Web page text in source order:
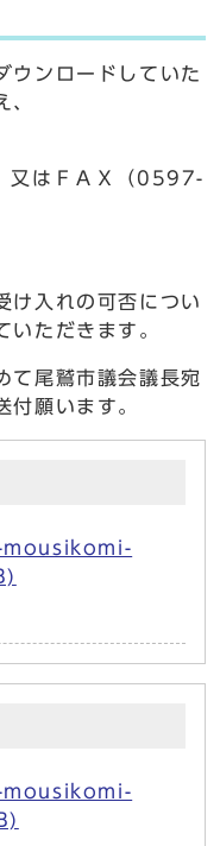
ウンロードしていた
、
又はＦＡＸ（0597-
入れの可否につい
いただきます。
尾鷲市議会議長宛
付願います。
mousikomi-
mousikomi-